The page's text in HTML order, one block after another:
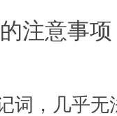
注意事项
词，几乎